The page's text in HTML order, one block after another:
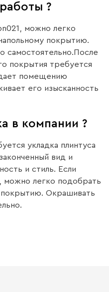
?
можно легко
покрытию.
самостоятельно.После
покрытия требуется
помещению
его изысканность
в компании ?
укладка плинтуса
вид и
и стиль. Если
можно легко подобрать
покрытию. Окрашивать